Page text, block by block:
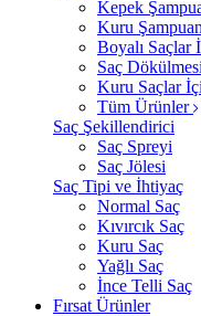
Kepek
Kuru Şampuan
Boyalı Saçlar
Saç
Kuru Saçlar
Tüm Ürünler
Saç Şekillendirici
Saç Spreyi
Saç Jölesi
Saç Tipi ve İhtiyaç
Normal Saç
Kıvırcık Saç
Kuru Saç
Yağlı Saç
İnce Telli Saç
Fırsat Ürünler